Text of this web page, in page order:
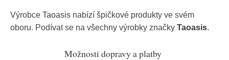
Výrobce Taoasis nabízí špičkové produkty ve svém
oboru. Podívat se na všechny výrobky značky Taoasis.
Možnosti dopravy a platby